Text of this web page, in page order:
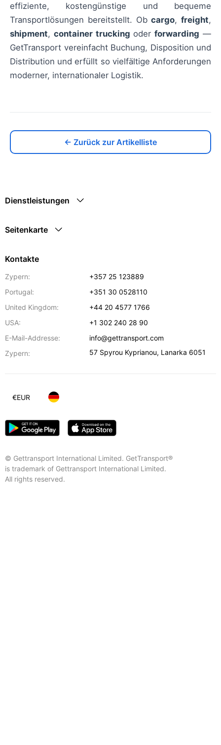
effiziente, kostengünstige und bequeme
Transportlösungen bereitstellt. Obcargo, freight,
shipment, container trucking oderforwarding —
GetTransport vereinfacht Buchung, Disposition und
Distribution und erfüllt so vielfältige Anforderungen
moderner, internationaler Logistik.
← Zurück zur Artikelliste
Dienstleistungen
Seitenkarte
Kontakte
Zypern:
+357 25 123889
Portugal:
+351 30 0528110
United Kingdom:
+44 20 4577 1766
USA:
+1 302 240 28 90
E-Mail-Addresse:
info@gettransport.com
Zypern:
57 Spyrou Kyprianou, Lanarka 6051
© Gettransport International Limited. GetTransport®
is trademark of Gettransport International Limited.
All rights reserved.
€EUR